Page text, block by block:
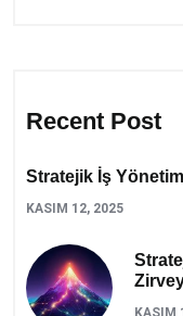
Recent Post
Stratejik İş
KASIM 12, 2025
KASIM